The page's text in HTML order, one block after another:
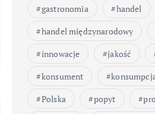
gastronomia
handel
handel międzynarodowy
innowacje
jakość
konsument
Polska
popyt